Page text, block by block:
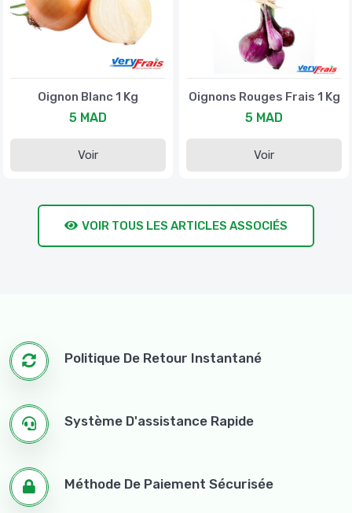
Oignon Blanc 1 Kg
5 MAD
Voir
Oignons Rouges Frais 1 Kg
5 MAD
Voir
VOIR TOUS LES ARTICLES ASSOCIÉS
Politique De Retour Instantané
Système D'assistance Rapide
Méthode De Paiement Sécurisée